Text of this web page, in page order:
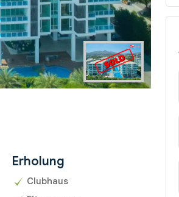
Erholung
Clubhaus